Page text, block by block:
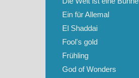
Ein für Allemal
El Shaddai
Fool's gold
Frühling
God of Wonders